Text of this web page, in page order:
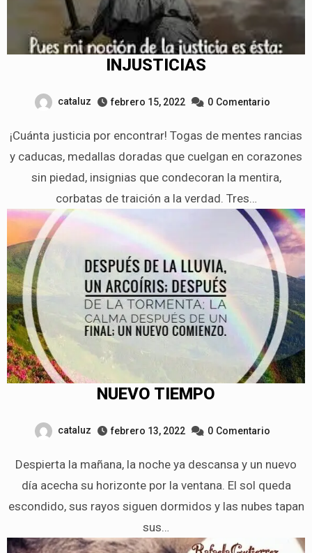
INJUSTICIAS
cataluz febrero 15, 2022 0 Comentario
¡Cuánta justicia por encontrar! Togas de mentes rancias
y caducas, medallas doradas que cuelgan en corazones
sin piedad, insignias que condecoran la mentira,
corbatas de traición a la verdad. Tres…
NUEVO TIEMPO
cataluz febrero 13, 2022 0 Comentario
Despierta la mañana, la noche ya descansa y un nuevo
día acecha su horizonte por la ventana. El sol queda
escondido, sus rayos siguen dormidos y las nubes tapan
sus…